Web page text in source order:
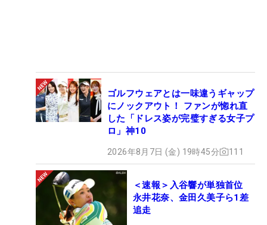
ゴルフウェアとは一味違うギャップ
にノックアウト！ ファンが惚れ直
した「ドレス姿が完璧すぎる女子プ
ロ」神10
2026年8月7日 (金) 19時45分 111
＜速報＞入谷響が単独首位
永井花奈、金田久美子ら1差
追走